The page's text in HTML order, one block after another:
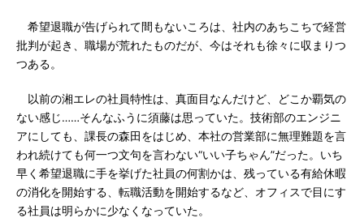
希望退職が告げられて間もないころは、社内のあちこちで経営
批判が起き、職場が荒れたものだが、今はそれも徐々に収まりつ
つある。
以前の湘エレの社員特性は、真面目なんだけど、どこか覇気の
ない感じ……そんなふうに須藤は思っていた。技術部のエンジニ
アにしても、課長の森田をはじめ、本社の営業部に無理難題を言
われ続けても何一つ文句を言わない“いい子ちゃん”だった。いち
早く希望退職に手を挙げた社員の何割かは、残っている有給休暇
の消化を開始する、転職活動を開始するなど、オフィスで目にす
る社員は明らかに少なくなっていた。